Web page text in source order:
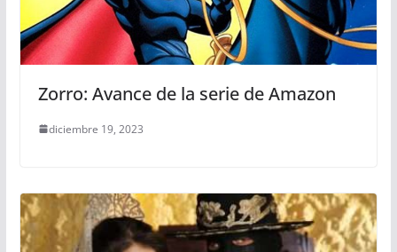
Zorro: Avance de la serie de Amazon
diciembre 19, 2023